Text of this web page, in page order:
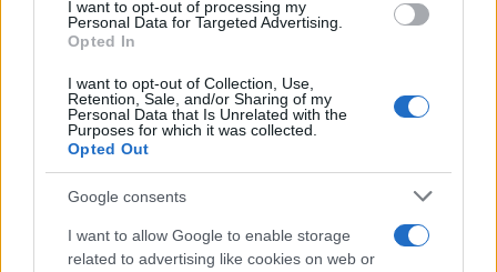
I want to opt-out of processing my
Personal Data for Targeted Advertising.
Opted In
I want to opt-out of Collection, Use,
Retention, Sale, and/or Sharing of my
Personal Data that Is Unrelated with the
Purposes for which it was collected.
Opted Out
Google consents
I want to allow Google to enable storage
related to advertising like cookies on web or
89
Vignetta del 07/08/2026